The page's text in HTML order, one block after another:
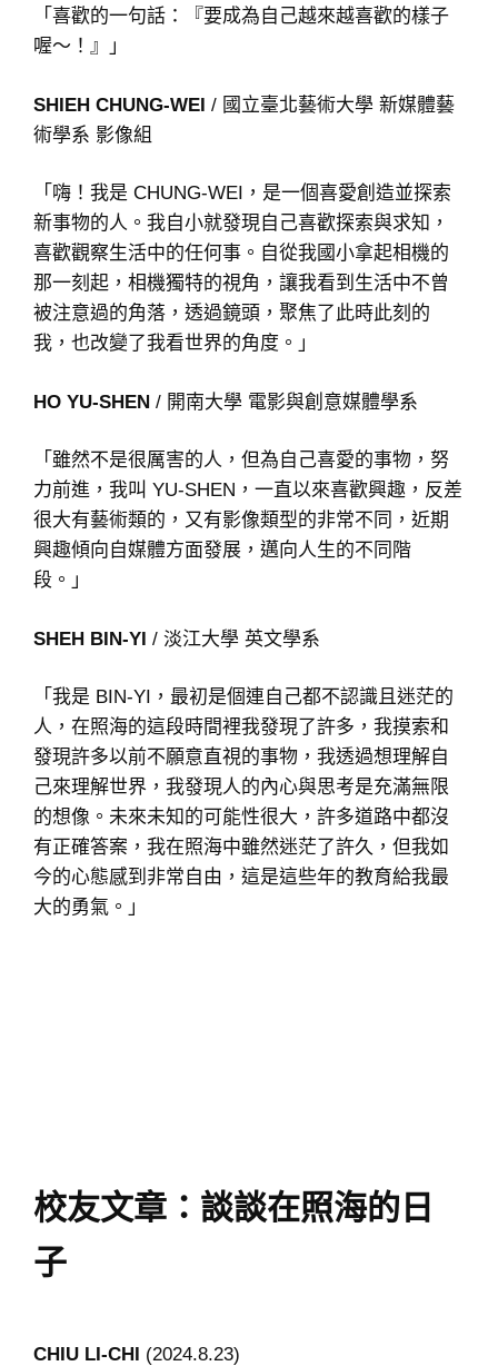
「喜歡的一句話：『要成為自己越來越喜歡的樣子
喔～！』」
SHIEH CHUNG-WEI / 國立臺北藝術大學 新媒體藝
術學系 影像組
「嗨！我是 CHUNG-WEI，是一個喜愛創造並探索
新事物的人。我自小就發現自己喜歡探索與求知，
喜歡觀察生活中的任何事。自從我國小拿起相機的
那一刻起，相機獨特的視角，讓我看到生活中不曾
被注意過的角落，透過鏡頭，聚焦了此時此刻的
我，也改變了我看世界的角度。」
HO YU-SHEN / 開南大學 電影與創意媒體學系
「雖然不是很厲害的人，但為自己喜愛的事物，努
力前進，我叫 YU-SHEN，一直以來喜歡興趣，反差
很大有藝術類的，又有影像類型的非常不同，近期
興趣傾向自媒體方面發展，邁向人生的不同階
段。」
SHEH BIN-YI / 淡江大學 英文學系
「我是 BIN-YI，最初是個連自己都不認識且迷茫的
人，在照海的這段時間裡我發現了許多，我摸索和
發現許多以前不願意直視的事物，我透過想理解自
己來理解世界，我發現人的內心與思考是充滿無限
的想像。未來未知的可能性很大，許多道路中都沒
有正確答案，我在照海中雖然迷茫了許久，但我如
今的心態感到非常自由，這是這些年的教育給我最
大的勇氣。」
校友文章：談談在照海的日
子
CHIU LI-CHI (2024.8.23)